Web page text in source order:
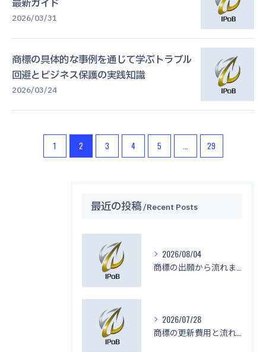
最新ガイド
2026/03/31
商標の具体的な事例を通じて学ぶトラブル
回避とビジネス保護の実践知識
2026/03/24
1 2 3 4 5 ... 29
最近の投稿 Recent Posts
2026/08/04
2026/07/28